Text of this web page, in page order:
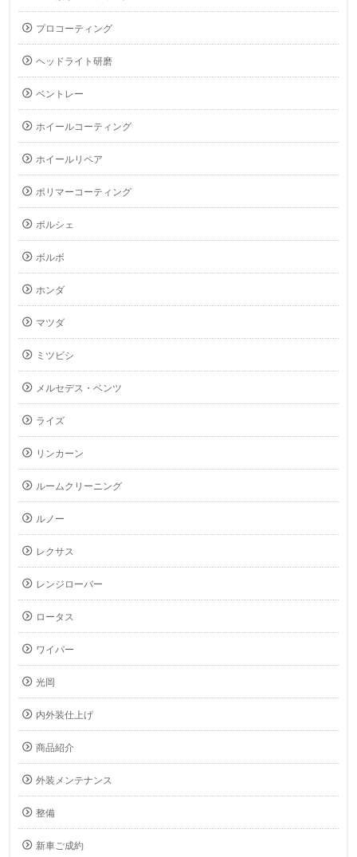
プロコーティング
ヘッドライト研磨
ベントレー
ホイールコーティング
ホイールリペア
ポリマーコーティング
ポルシェ
ボルボ
ホンダ
マツダ
ミツビシ
メルセデス・ベンツ
ライズ
リンカーン
ルームクリーニング
ルノー
レクサス
レンジローバー
ロータス
ワイパー
光岡
内外装仕上げ
商品紹介
外装メンテナンス
整備
新車ご成約